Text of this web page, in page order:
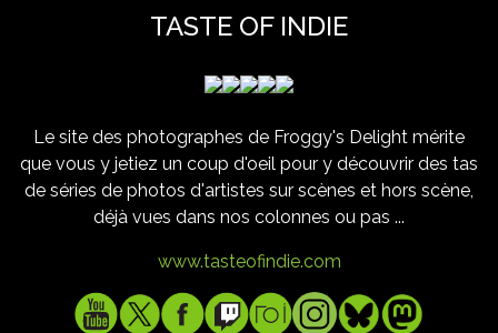
TASTE OF INDIE
Le site des photographes de Froggy's Delight mérite
que vous y jetiez un coup d'oeil pour y découvrir des tas
de séries de photos d'artistes sur scènes et hors scène,
déjà vues dans nos colonnes ou pas ...
www.tasteofindie.com